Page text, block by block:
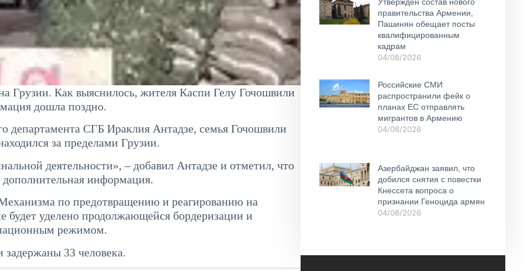
Грузии. Как выяснилось, жителя Каспи Гелу Гочошвили
дошла поздно.
департамента СГБ Ираклия Антадзе, семья Гочошвили
за пределами Грузии.
деятельности», – добавил Антадзе и отметил, что
информация.
по предотвращению и реагированию на
уделено продолжающейся бордеризации и
режимом.
задержаны 33 человека.
правительства Армении,
Пашинян обещает посты
квалифицированным
кадрам
04/08/2026
Российские СМИ
распространили фейк о
планах ЕС отправлять
мигрантов в Армению
04/08/2026
Азербайджан заявил, что
добился снятия с повестки
Кнессета вопроса о
признании Геноцида армян
04/08/2026